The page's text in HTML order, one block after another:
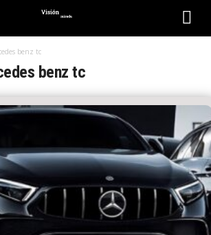
benz tc
benz tc